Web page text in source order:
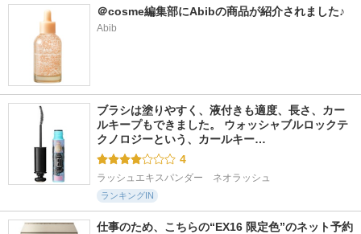
＠cosme編集部にAbibの商品が紹介されました♪
Abib
ブラシは塗りやすく、液付きも適度、長さ、カー
ルキープもできました。 ウォッシャブルロックテ
クノロジーという、カールキー…
4
ラッシュエキスパンダー　ネオラッシュ
ランキングIN
仕事のため、こちらの“EX16 限定色”のネット予約